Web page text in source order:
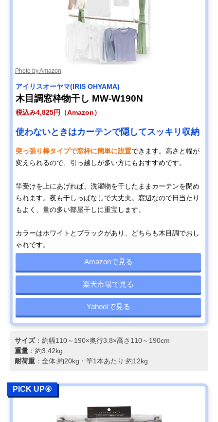
Photo by Amazon
アイリスオーヤマ(IRIS OHYAMA)
木目調窓枠物干し MW-W190N
税込み4,825円（Amazon）
使わないときはカーテンで隠してスッキリ収納
突っ張り棒タイプで窓枠に簡単に設置できます。高さと幅が
変えられるので、引っ越しが多い方にもおすすめです。
竿受けを上にあげれば、洗濯物を干したままカーテンを閉め
られます。夜も干しっぱなしで大丈夫。窓辺なので日当たり
もよく、量の多い部屋干しに重宝します。
カラーはホワイトとブラックがあり、どちらも木目調でおし
ゃれです。
Amazonで見る
楽天市場で見る
Yahoo!で見る
サイズ：約幅110～190×奥行3.8×高さ110～190cm
重量 ：約3.42kg
耐荷重 ：全体:約20kg・竿1本あたり:約12kg
PICK UP④